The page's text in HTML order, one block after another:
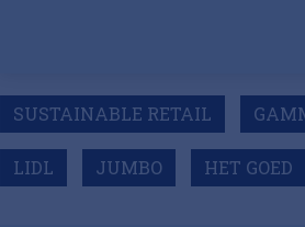
SUSTAINABLE RETAIL
LIDL JUMBO HET GOED